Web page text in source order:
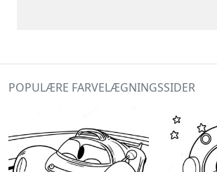
POPULÆRE FARVELÆGNINGSSIDER